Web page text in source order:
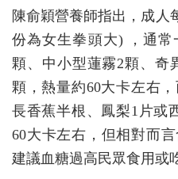
陳俞穎營養師指出，成人
份為女生拳頭大) ，通
顆、中小型蓮霧2顆、奇
顆，熱量約60大卡左右
長香蕉半根、鳳梨1片或
60大卡左右，但相對而
建議血糖過高民眾食用或